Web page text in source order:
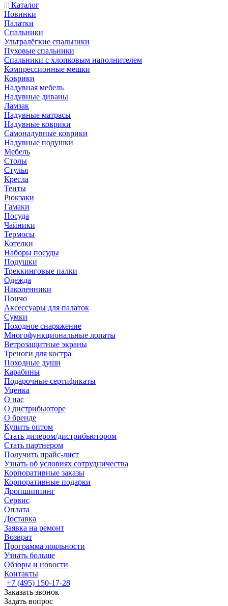
Каталог
Новинки
Палатки
Спальники
Ультралёгкие спальники
Пуховые спальники
Спальники с хлопковым наполнителем
Компрессионные мешки
Коврики
Надувная мебель
Надувные диваны
Ламзак
Надувные матрасы
Надувные коврики
Самонадувные коврики
Надувные подушки
Мебель
Столы
Стулья
Кресла
Тенты
Рюкзаки
Гамаки
Посуда
Чайники
Термосы
Котелки
Наборы посуды
Подушки
Треккинговые палки
Одежда
Наколенники
Пончо
Аксессуары для палаток
Сумки
Походное снаряжение
Многофункциональные лопаты
Ветрозащитные экраны
Треноги для костра
Походные души
Карабины
Подарочные сертификаты
Уценка
О нас
О дистрибьюторе
О бренде
Купить оптом
Стать дилером/дистрибьютором
Стать партнером
Получить прайс-лист
Узнать об условиях сотрудничества
Корпоративные заказы
Корпоративные подарки
Дропшиппинг
Сервис
Оплата
Доставка
Заявка на ремонт
Возврат
Программа лояльности
Узнать больше
Обзоры и новости
Контакты
+7 (495) 150-17-28
Заказать звонок
Задать вопрос